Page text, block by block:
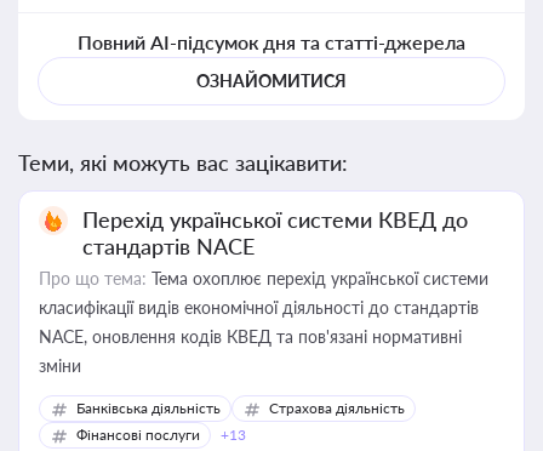
Повний AI-підсумок дня та статті-джерела
ОЗНАЙОМИТИСЯ
Теми, які можуть вас зацікавити:
Перехід української системи КВЕД до
стандартів NACE
Про що тема: Тема охоплює перехід української системи
класифікації видів економічної діяльності до стандартів
NACE, оновлення кодів КВЕД та пов'язані нормативні
зміни
Банківська діяльність
Страхова діяльність
Фінансові послуги
+13